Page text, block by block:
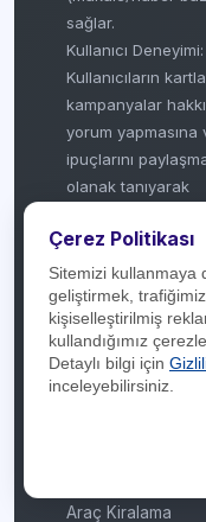
sağlar.
Kullanıcı Deneyimi:
Kullanıcıların
kampanyalar
yorum yapmasına
ipuçlarını
olanak tanıyarak
referans kaynağı
oluşturur.
© 2018 - 2026
Sektörler
Araç Kiralama
Çerez Politikası
Sitemizi kullanmaya
geliştirmek,
kişiselleştirilmiş
kullandığımız
Detaylı bilgi için
inceleyebilirsiniz.